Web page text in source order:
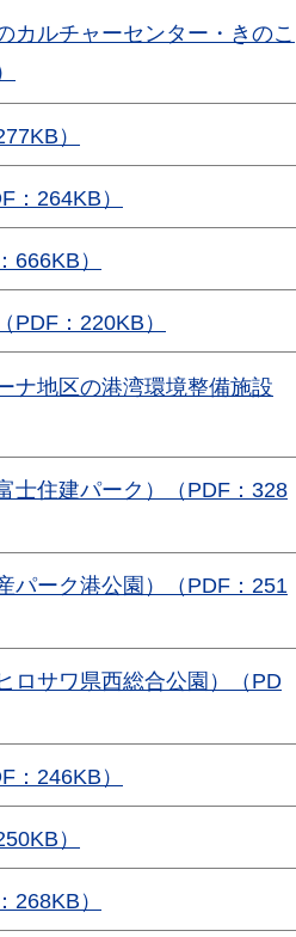
カルチャーセンター・きのこ
）
：264KB）
666KB）
PDF：220KB）
ナ地区の港湾環境整備施設
士住建パーク）（PDF：328
パーク港公園）（PDF：251
ロサワ県西総合公園）（PD
：246KB）
）
268KB）